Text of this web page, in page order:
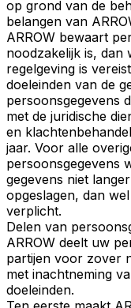
op grond van de
belangen van
ARROW bewaart
noodzakelijk is,
regelgeving is
doeleinden van de
persoonsgegevens
met de juridische
en
jaar. Voor alle
persoonsgegevens
gegevens niet
opgeslagen, dan
verplicht.
Delen van
ARROW deelt uw
partijen voor zover
met inachtneming
doeleinden.